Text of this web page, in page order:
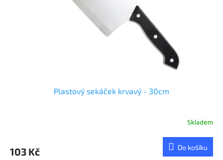
Plastový sekáček krvavý - 30cm
Skladem
103 Kč Do košíku